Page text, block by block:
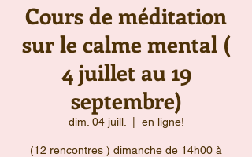
Cours de méditation
sur le calme mental (
4 juillet au 19
septembre)
dim. 04 juill. en ligne!
(12 rencontres ) dimanche de 14h00 à